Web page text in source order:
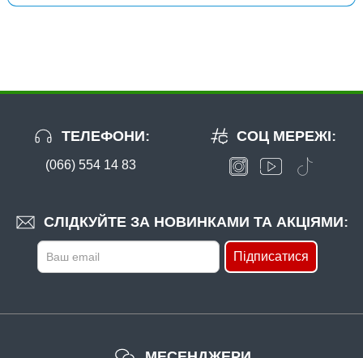
В наявності
Гачок Fanatik FEEDER GOLD FF-22G №11
ТЕЛЕФОНИ:
(066) 554 14 83
СЛІДКУЙТЕ ЗА НОВИНКАМИ ТА АКЦІЯМИ:
Підписатися
СОЦ МЕРЕЖІ: